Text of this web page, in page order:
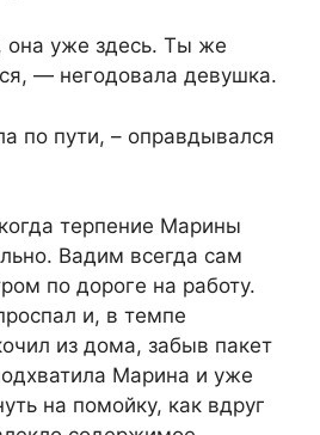
она уже здесь. Ты же
— негодовала девушка.
по пути, – оправдывался
терпение Марины
Вадим всегда сам
по дороге на работу.
и, в темпе
из дома, забыв пакет
Марина и уже
на помойку, как вдруг